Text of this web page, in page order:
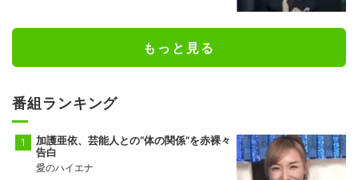
もっと見る
番組ランキング
加護亜依、芸能人との“体の関係”を赤裸々
告白
愛のハイエナ